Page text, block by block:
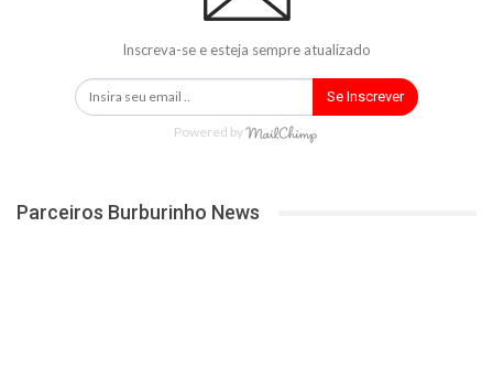
Inscreva-se e esteja sempre atualizado
Se Inscrever
Powered by
Parceiros Burburinho News